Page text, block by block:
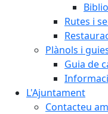
Rutes i
Plànols i
Guia de
L'Ajuntament
Contacteu